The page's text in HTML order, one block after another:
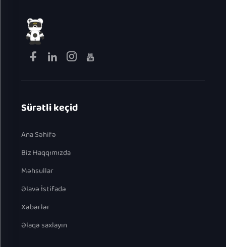
Sürətli keçid
Ana Səhifə
Biz Haqqımızda
Məhsullar
Əlavə İstifadə
Xəbərlər
Əlaqə saxlayın